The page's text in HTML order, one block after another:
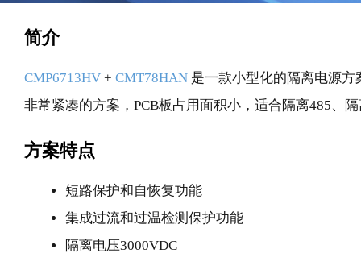
简介
CMP6713HV + CMT78HAN 是一款小型化的隔离电源
非常紧凑的方案，PCB板占用面积小，适合隔离485、
方案特点
短路保护和自恢复功能
集成过流和过温检测保护功能
隔离电压3000VDC